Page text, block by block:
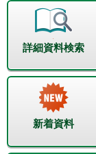
詳細資料検索
新着資料